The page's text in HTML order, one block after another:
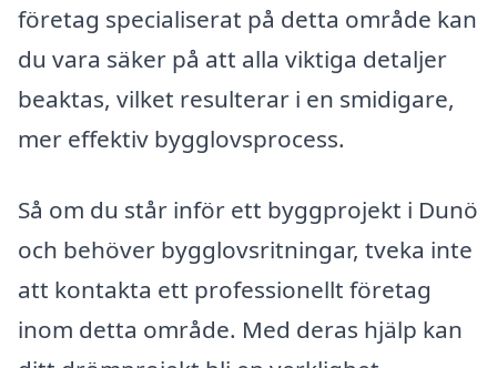
företag specialiserat på detta område kan
du vara säker på att alla viktiga detaljer
beaktas, vilket resulterar i en smidigare,
mer effektiv bygglovsprocess.
Så om du står inför ett byggprojekt i Dunö
och behöver bygglovsritningar, tveka inte
att kontakta ett professionellt företag
inom detta område. Med deras hjälp kan